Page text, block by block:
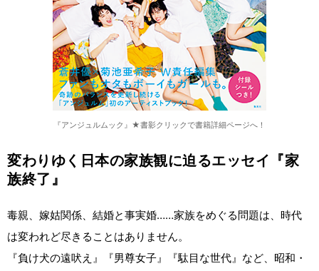
『アンジュルムック』★書影クリックで書籍詳細ページへ！
変わりゆく日本の家族観に迫るエッセイ『家
族終了』
毒親、嫁姑関係、結婚と事実婚……家族をめぐる問題は、時代
は変われど尽きることはありません。
『負け犬の遠吠え』『男尊女子』『駄目な世代』など、昭和・